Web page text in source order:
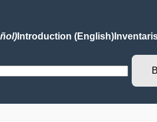
Introduction (English)